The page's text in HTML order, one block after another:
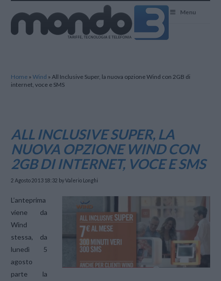
Menu
Home »Wind »All Inclusive Super, la nuova opzione Wind con 2GB di
internet, voce e SMS
ALL INCLUSIVE SUPER, LA
NUOVA OPZIONE WIND CON
2GB DI INTERNET, VOCE E SMS
2 Agosto 2013 18:32 by Valerio Longhi
L’anteprima
viene da
Wind
stessa, da
lunedì 5
agosto
parte la